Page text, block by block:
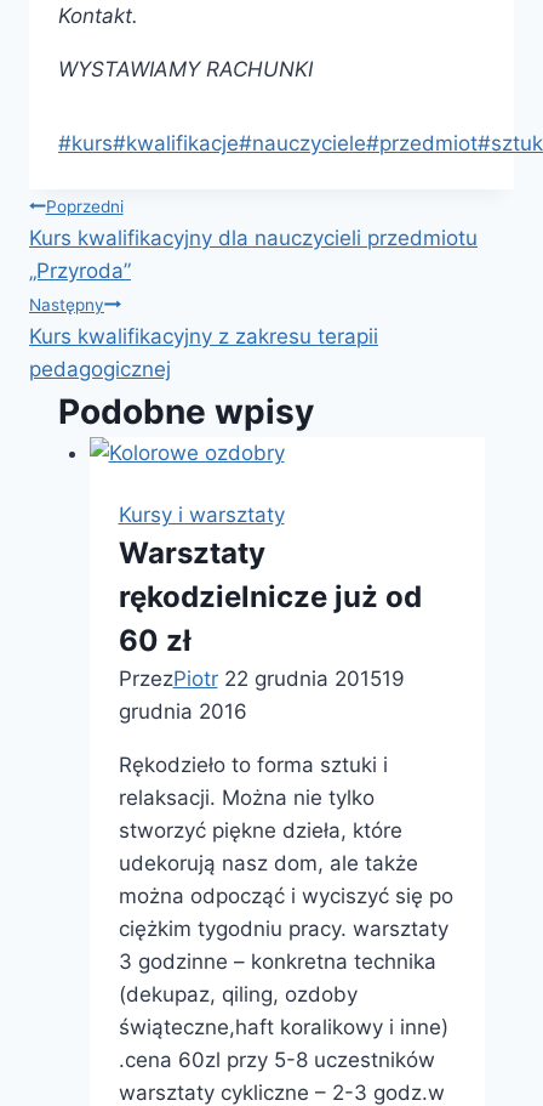
Kontakt.
WYSTAWIAMY RACHUNKI
Tagi
#kurs#kwalifikacje#nauczyciele#przedmiot#
Nawigacja
wpisu
Poprzedni
Kurs kwalifikacyjny dla nauczycieli przedmiotu
„Przyroda”
Następny
Kurs kwalifikacyjny z zakresu terapii
pedagogicznej
Podobne wpisy
Kursy i warsztaty
Warsztaty
rękodzielnicze już od
60 zł
PrzezPiotr 22 grudnia 201519
grudnia 2016
Rękodzieło to forma sztuki i
relaksacji. Można nie tylko
stworzyć piękne dzieła, które
udekorują nasz dom, ale także
można odpocząć i wyciszyć się po
ciężkim tygodniu pracy. warsztaty
3 godzinne – konkretna technika
(dekupaz, qiling, ozdoby
świąteczne,haft koralikowy i inne)
.cena 60zl przy 5-8 uczestników
warsztaty cykliczne – 2-3 godz.w